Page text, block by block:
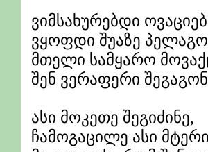
ვიმსახურებდი
ვყოფდი შუაზე
მთელი სამყარო
შენ ვერაფერი
ასი მოკეთე შეგიძინე,
ჩამოგაცილე ასი